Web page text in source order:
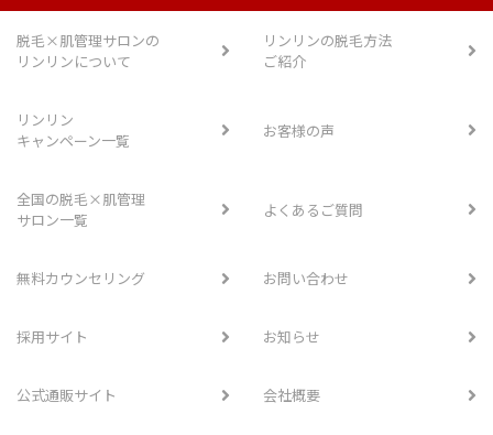
脱毛×肌管理サロンの
リンリンについて
リンリンの脱毛方法
ご紹介
リンリン
キャンペーン一覧
お客様の声
全国の脱毛×肌管理
サロン一覧
よくあるご質問
無料カウンセリング お問い合わせ
採用サイト お知らせ
公式通販サイト 会社概要